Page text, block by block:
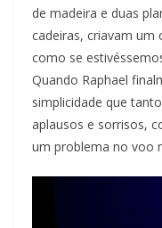
de madeira e duas
cadeiras, criavam um
como se
Quando Raphael
simplicidade que
aplausos e sorrisos,
um problema no voo